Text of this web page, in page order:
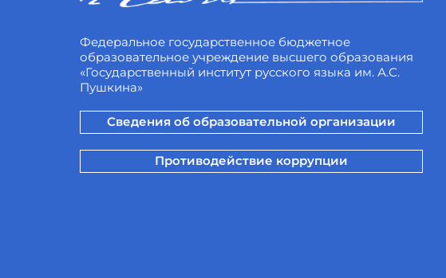
Федеральное государственное бюджетное
образовательное учреждение высшего образования
«Государственный институт русского языка им. А.С.
Пушкина»
Сведения об образовательной организации
Противодействие коррупции